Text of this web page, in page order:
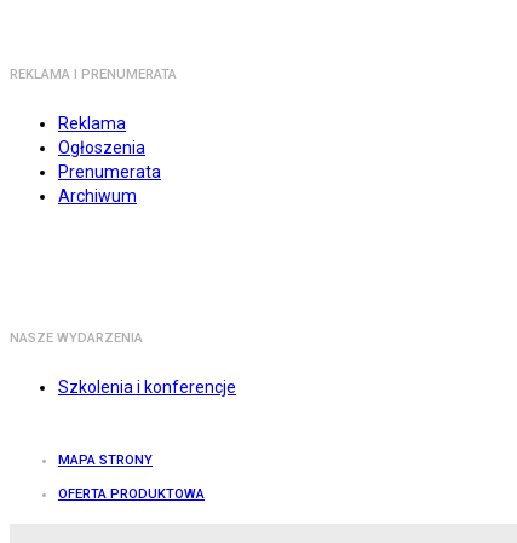
REKLAMA I PRENUMERATA
Reklama
Ogłoszenia
Prenumerata
Archiwum
NASZE WYDARZENIA
Szkolenia i konferencje
MAPA STRONY
OFERTA PRODUKTOWA